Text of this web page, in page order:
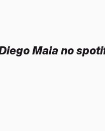
Maia no